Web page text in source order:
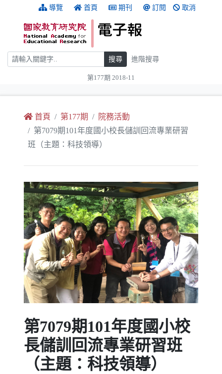
跳到主要內容 導覽 首頁 期刊 訂閱 取消
搜尋 搜尋 進階搜尋
第177期 2018-11
首頁 第177期
院務活動
第7079期101年度國小校長儲訓回流專業研習
班（主題：科技領導）
Previous Next
第7079期101年度國小校
長儲訓回流專業研習班
（主題：科技領導）